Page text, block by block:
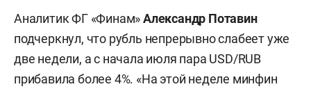
Аналитик ФГ «Финам»Александр Потавин
подчеркнул, что рубль непрерывно слабеет уже
две недели, а с начала июля пара USD/RUB
прибавила более 4%. «На этой неделе минфин